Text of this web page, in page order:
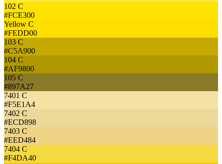
102 C
#FCE300
Yellow C
#FEDD00
103 C
#C5A900
104 C
#AF9800
105 C
#897A27
7401 C
#F5E1A4
7402 C
#ECD898
7403 C
#EED484
7404 C
#F4DA40